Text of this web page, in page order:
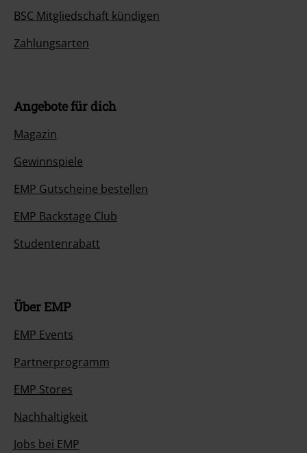
BSC Mitgliedschaft kündigen
Zahlungsarten
Angebote für dich
Magazin
Gewinnspiele
EMP Gutscheine bestellen
EMP Backstage Club
Studentenrabatt
Über EMP
EMP Events
Partnerprogramm
EMP Stores
Nachhaltigkeit
Jobs bei EMP